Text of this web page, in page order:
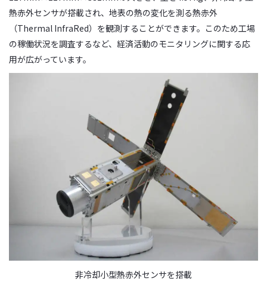
熱赤外センサが搭載され、地表の熱の変化を測る熱赤外
（Thermal InfraRed）を観測することができます。このため工場
の稼働状況を調査するなど、経済活動のモニタリングに関する応
用が広がっています。
非冷却小型熱赤外センサを搭載